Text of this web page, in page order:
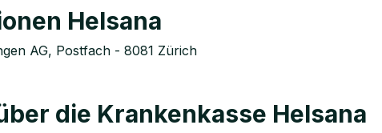
Helsana
AG, Postfach - 8081 Zürich
die Krankenkasse Helsana